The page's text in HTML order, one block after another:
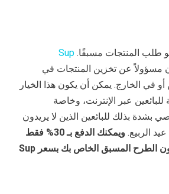
هو طلب المنتجات مسبقًا. Sup
مسؤولاً عن تخزين المنتجات في
في الخارج. يمكن أن يكون هذا الخيار
للبائعين عبر الإنترنت، وخاصة
بشدة بذلك للبائعين الذين لا يريدون
الربيع.
ويمكنك الدفع بـ 30% فقط
من سعر المنتج لمخزون الطرح المسبق الخاص بك بسعر Sup